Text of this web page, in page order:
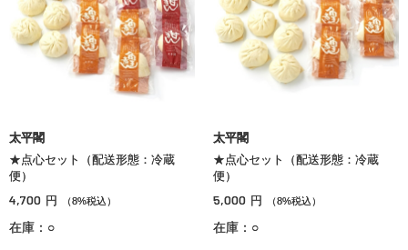
太平閣
★点心セット（配送形態：冷蔵
便）
4,700 円 （8%税込）
在庫：○
太平閣
★点心セット（配送形態：冷蔵
便）
5,000 円 （8%税込）
在庫：○